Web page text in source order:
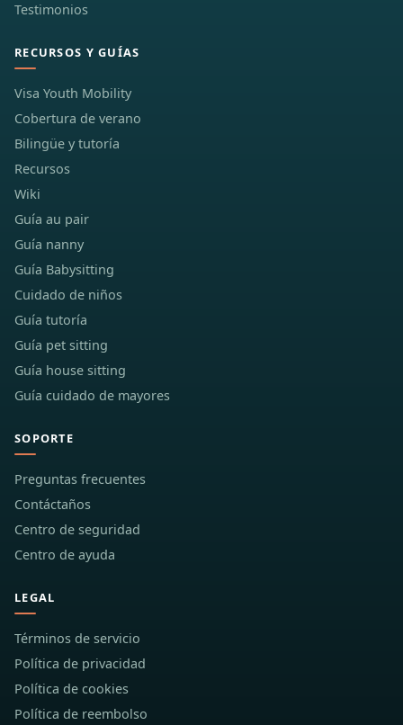
Testimonios
RECURSOS Y GUÍAS
Visa Youth Mobility
Cobertura de verano
Bilingüe y tutoría
Recursos
Wiki
Guía au pair
Guía nanny
Guía Babysitting
Cuidado de niños
Guía tutoría
Guía pet sitting
Guía house sitting
Guía cuidado de mayores
SOPORTE
Preguntas frecuentes
Contáctaños
Centro de seguridad
Centro de ayuda
LEGAL
Términos de servicio
Política de privacidad
Política de cookies
Política de reembolso